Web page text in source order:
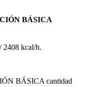
BÁSICA
2408 kcal/h.
BÁSICA cantidad